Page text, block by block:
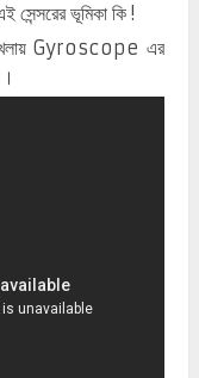
সেন্সরের ভূমিকা কি !
Gyroscope এর